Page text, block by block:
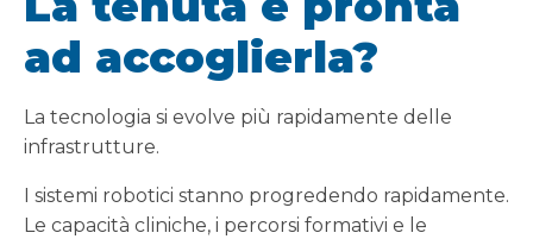
ad accoglierla?
La tecnologia si evolve più rapidamente delle
infrastrutture.
I sistemi robotici stanno progredendo rapidamente.
Le capacità cliniche, i percorsi formativi e le